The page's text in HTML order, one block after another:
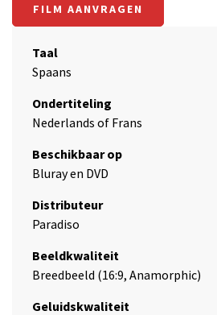
FILM AANVRAGEN
Taal
Spaans
Ondertiteling
Nederlands of Frans
Beschikbaar op
Bluray en DVD
Distributeur
Paradiso
Beeldkwaliteit
Breedbeeld (16:9, Anamorphic)
Geluidskwaliteit